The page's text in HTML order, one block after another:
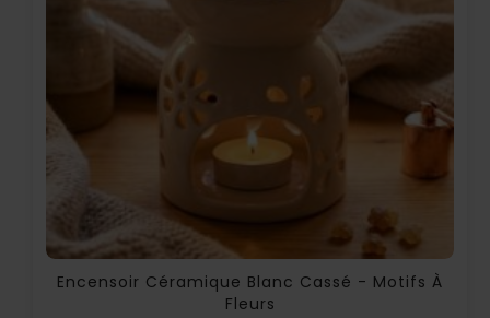
Encensoir Céramique Blanc Cassé - Motifs À
Fleurs